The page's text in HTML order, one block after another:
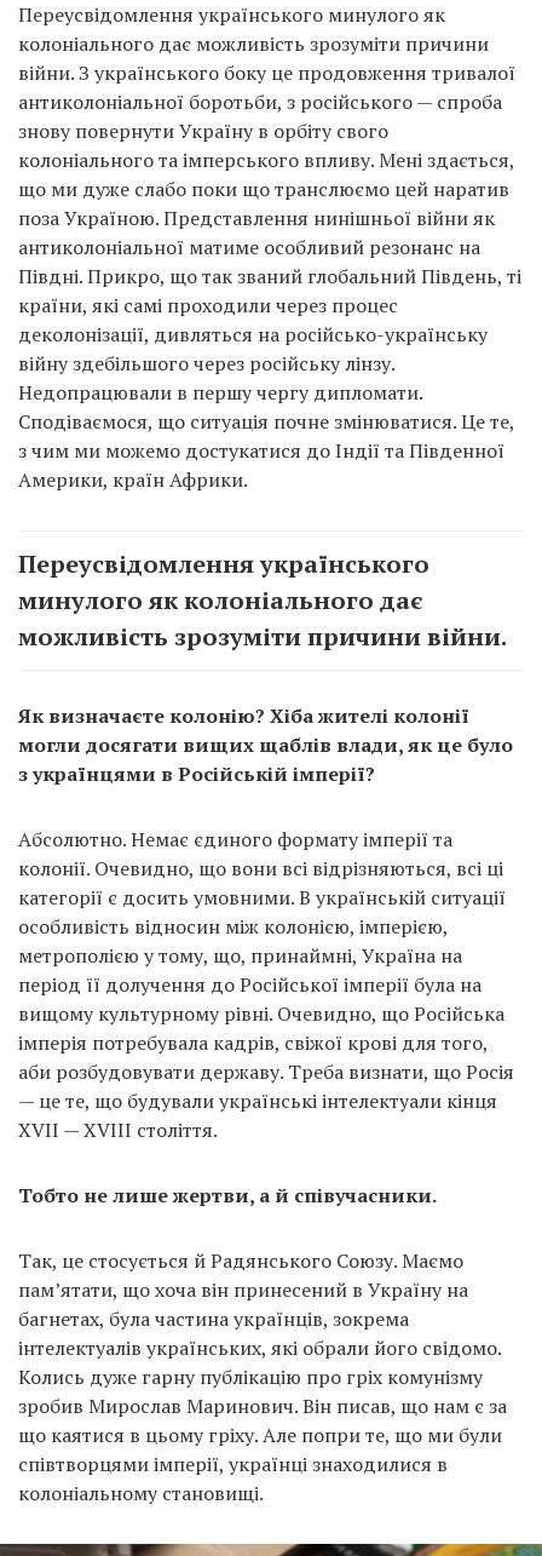
Переусвідомлення українського минулого як
колоніального дає можливість зрозуміти причини
війни. З українського боку це продовження тривалої
антиколоніальної боротьби, з російського — спроба
знову повернути Україну в орбіту свого
колоніального та імперського впливу. Мені здається,
що ми дуже слабо поки що транслюємо цей наратив
поза Україною. Представлення нинішньої війни як
антиколоніальної матиме особливий резонанс на
Півдні. Прикро, що так званий глобальний Південь, ті
країни, які самі проходили через процес
деколонізації, дивляться на російсько-українську
війну здебільшого через російську лінзу.
Недопрацювали в першу чергу дипломати.
Сподіваємося, що ситуація почне змінюватися. Це те,
з чим ми можемо достукатися до Індії та Південної
Америки, країн Африки.
Переусвідомлення українського
минулого як колоніального дає
можливість зрозуміти причини війни.
Як визначаєте колонію? Хіба жителі колонії
могли досягати вищих щаблів влади, як це було
з українцями в Російській імперії?
Абсолютно. Немає єдиного формату імперії та
колонії. Очевидно, що вони всі відрізняються, всі ці
категорії є досить умовними. В українській ситуації
особливість відносин між колонією, імперією,
метрополією у тому, що, принаймні, Україна на
період її долучення до Російської імперії була на
вищому культурному рівні. Очевидно, що Російська
імперія потребувала кадрів, свіжої крові для того,
аби розбудовувати державу. Треба визнати, що Росія
— це те, що будували українські інтелектуали кінця
XVII — XVIII століття.
Тобто не лише жертви, а й співучасники.
Так, це стосується й Радянського Союзу. Маємо
пам’ятати, що хоча він принесений в Україну на
багнетах, була частина українців, зокрема
інтелектуалів українських, які обрали його свідомо.
Колись дуже гарну публікацію про гріх комунізму
зробив Мирослав Маринович. Він писав, що нам є за
що каятися в цьому гріху. Але попри те, що ми були
співтворцями імперії, українці знаходилися в
колоніальному становищі.